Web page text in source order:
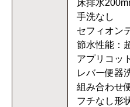
床排水
手洗なし
セフィオン
節水性能：
アプリコッ
レバー便器
組み合わせ
フチなし形